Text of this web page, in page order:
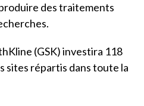
des traitements
(GSK) investira 118
sites répartis dans toute la